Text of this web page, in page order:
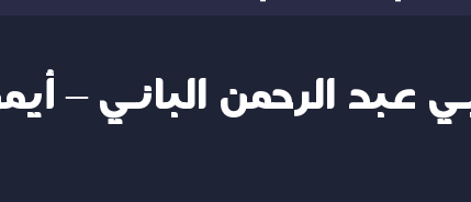
عبد الرحمن الباني –